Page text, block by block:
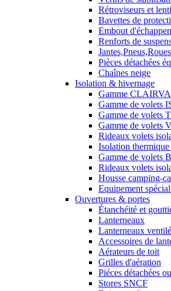
Rétroviseurs et
Bavettes de
Embout
Renforts de
Pièces détachées
Chaînes neige
Isolation & hivernage
Gamme
Gamme de volets
Gamme de volets
Gamme de volets
Rideaux volets
Isolation
Gamme de volets
Rideaux volets
Housse camping-
Equipement
Ouvertures & portes
Étanchéité et
Lanterneaux
Lanterneaux
Accessoires de
Aérateurs de toit
Grilles d'aération
Piéces détachées
Stores SNCF